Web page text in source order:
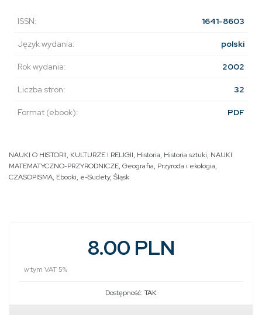
ISSN: 1641-8603
Język wydania: polski
Rok wydania: 2002
Liczba stron: 32
Format (ebook): PDF
NAUKI O HISTORII, KULTURZE I RELIGII, Historia, Historia sztuki, NAUKI
MATEMATYCZNO-PRZYRODNICZE, Geografia, Przyroda i ekologia,
CZASOPISMA, Ebooki, e-Sudety, Śląsk
8.00 PLN
w tym VAT 5%
Dostępność: TAK